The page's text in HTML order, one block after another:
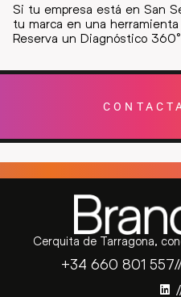
Si tu empresa está en San
tu marca en una
Reserva un Diagnóstico
Cerquita de Tarragona,
+34 660 801 557